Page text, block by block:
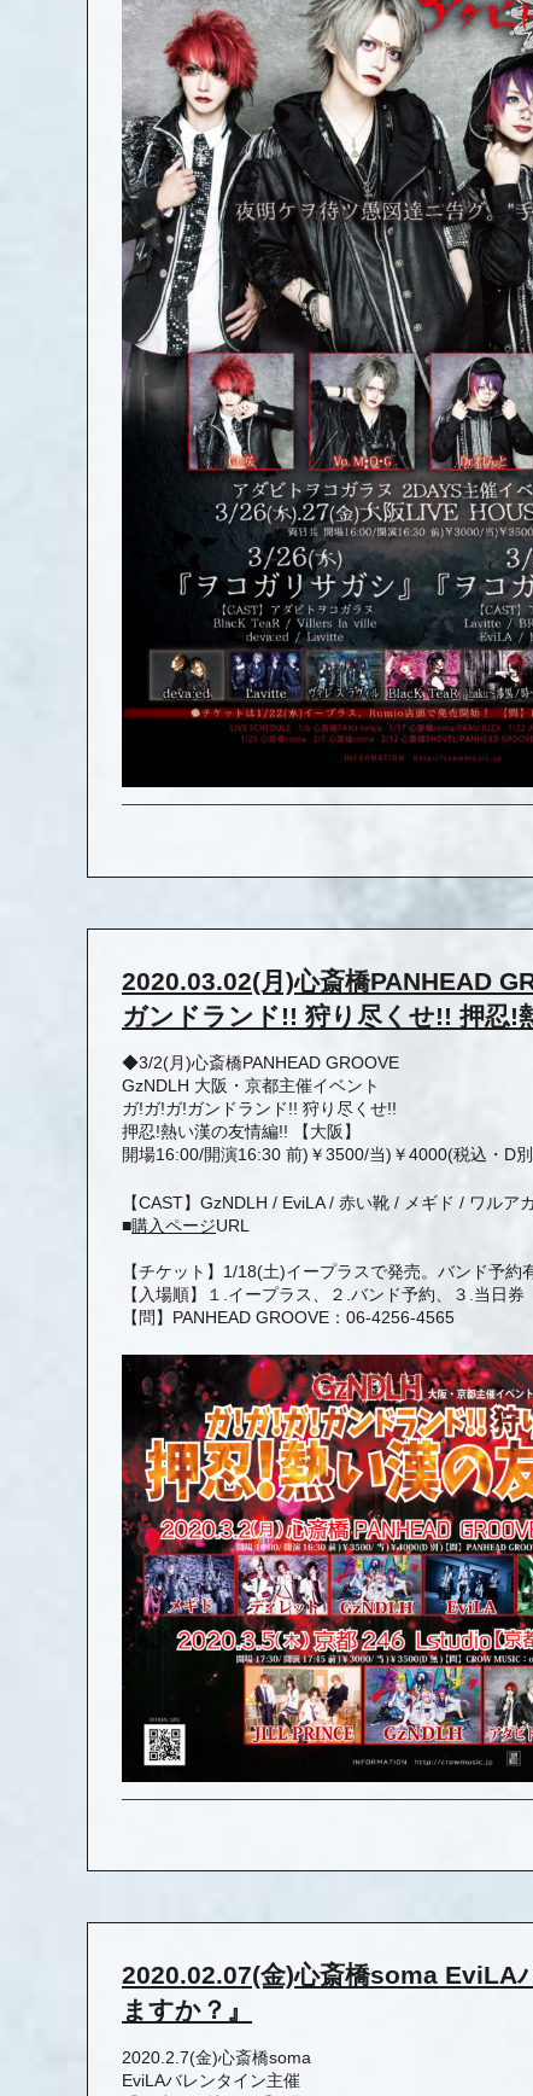
2020.03.02(月)心斎橋PANHEAD
ガンドランド!! 狩り尽くせ!! 押忍!
◆3/2(月)心斎橋PANHEAD GROOVE
GzNDLH 大阪・京都主催イベント
ガ!ガ!ガ!ガンドランド!! 狩り尽くせ!!
押忍!熱い漢の友情編!! 【大阪】
開場16:00/開演16:30 前)￥3500/当)￥4000(税込・D
【CAST】GzNDLH / EviLA / 赤い靴 / メギド / ワルア
■購入ページURL
【チケット】1/18(土)イープラスで発売。バンド予約
【入場順】１.イープラス、２.バンド予約、３.当日券
【問】PANHEAD GROOVE：06-4256-4565
2020.02.07(金)心斎橋soma EviLA
ますか？』
2020.2.7(金)心斎橋soma
EviLAバレンタイン主催